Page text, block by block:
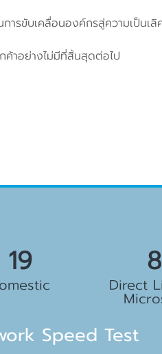
ขับเคลื่อนองค์กรสู่ความเป็นเลิ
าอย่างไม่มีที่สิ้นสุดต่อไป
Gbps 10
Direct
Speed Test